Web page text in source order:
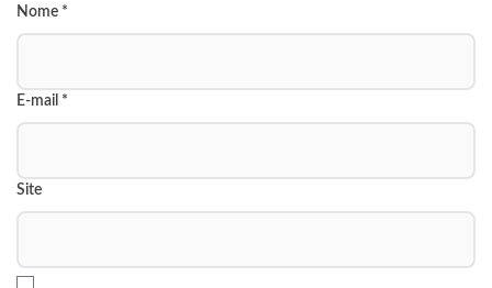
Nome *
E-mail *
Site